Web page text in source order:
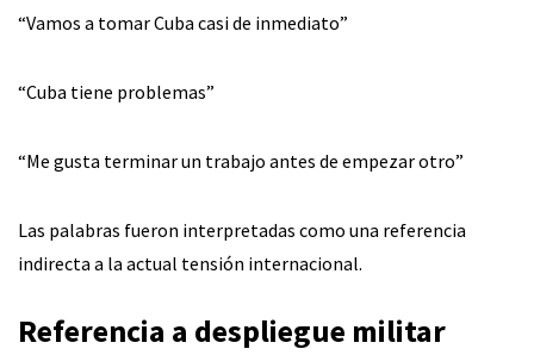
“Vamos a tomar Cuba casi de inmediato”
“Cuba tiene problemas”
“Me gusta terminar un trabajo antes de empezar otro”
Las palabras fueron interpretadas como una referencia
indirecta a la actual tensión internacional.
Referencia a despliegue militar